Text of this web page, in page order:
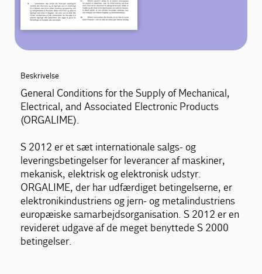
Beskrivelse
General Conditions for the Supply of Mechanical,
Electrical, and Associated Electronic Products
(ORGALIME).
S 2012 er et sæt internationale salgs- og
leveringsbetingelser for leverancer af maskiner,
mekanisk, elektrisk og elektronisk udstyr.
ORGALIME, der har udfærdiget betingelserne, er
elektronikindustriens og jern- og metalindustriens
europæiske samarbejdsorganisation. S 2012 er en
revideret udgave af de meget benyttede S 2000
betingelser.